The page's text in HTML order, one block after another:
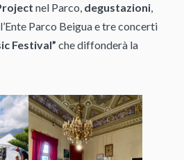
nel Parco, degustazioni,
Parco Beigua e tre concerti
Festival” che diffonderà la